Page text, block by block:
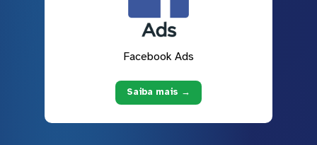
Facebook Ads
Saiba mais →